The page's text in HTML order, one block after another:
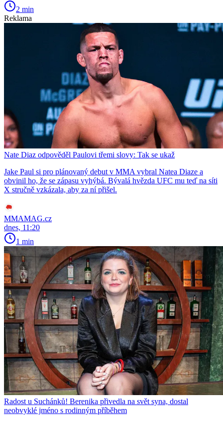
2 min
Reklama
Nate Diaz odpověděl Paulovi třemi slovy: Tak se ukaž
Jake Paul si pro plánovaný debut v MMA vybral Natea Diaze a
obvinil ho, že se zápasu vyhýbá. Bývalá hvězda UFC mu teď na síti
X stručně vzkázala, aby za ní přišel.
MMAMAG.cz
dnes, 11:20
1 min
Radost u Suchánků! Berenika přivedla na svět syna, dostal
neobvyklé jméno s rodinným příběhem